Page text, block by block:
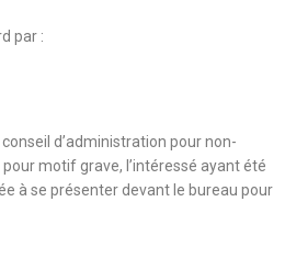
par :
d’administration pour non-
motif grave, l’intéressé ayant été
à se présenter devant le bureau pour